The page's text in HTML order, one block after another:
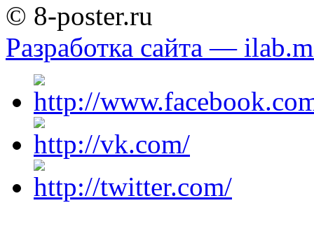
© 8-poster.ru
Разработка сайта —